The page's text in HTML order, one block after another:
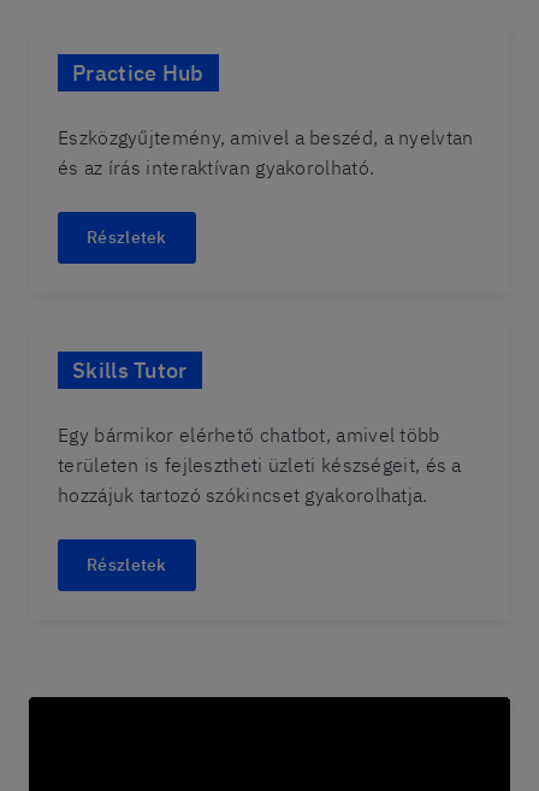
Practice Hub
Eszközgyűjtemény, amivel a beszéd, a nyelvtan
és az írás interaktívan gyakorolható.
Részletek
Skills Tutor
Egy bármikor elérhető chatbot, amivel több
területen is fejlesztheti üzleti készségeit, és a
hozzájuk tartozó szókincset gyakorolhatja.
Részletek